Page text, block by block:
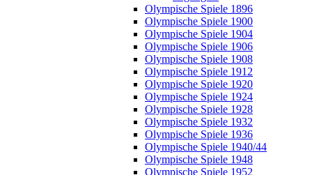
Olympische Spiele 1896
Olympische Spiele 1900
Olympische Spiele 1904
Olympische Spiele 1906
Olympische Spiele 1908
Olympische Spiele 1912
Olympische Spiele 1920
Olympische Spiele 1924
Olympische Spiele 1928
Olympische Spiele 1932
Olympische Spiele 1936
Olympische Spiele 1940/44
Olympische Spiele 1948
Olympische Spiele 1952